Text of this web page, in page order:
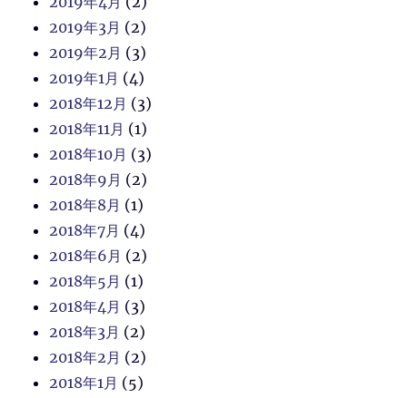
2019年3月 (2)
2019年2月 (3)
2019年1月 (4)
2018年12月 (3)
2018年11月 (1)
2018年10月 (3)
2018年9月 (2)
2018年8月 (1)
2018年7月 (4)
2018年6月 (2)
2018年5月 (1)
2018年4月 (3)
2018年3月 (2)
2018年2月 (2)
2018年1月 (5)